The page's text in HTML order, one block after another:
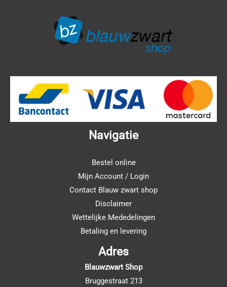
Navigatie
Bestel online
Mijn Account / Login
Contact Blauw zwart shop
Disclaimer
Wettelijke Mededelingen
Betaling en levering
Adres
Blauwzwart Shop
Bruggestraat 213